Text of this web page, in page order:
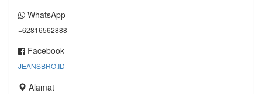
WhatsApp
+62816562888
Facebook
JEANSBRO.ID
Alamat